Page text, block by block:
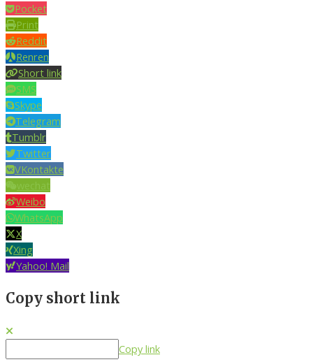
Pocket
Print
Reddit
Renren
Short link
SMS
Skype
Telegram
Tumblr
Twitter
VKontakte
wechat
Weibo
WhatsApp
X
Xing
Yahoo! Mail
Copy short link
Copy link